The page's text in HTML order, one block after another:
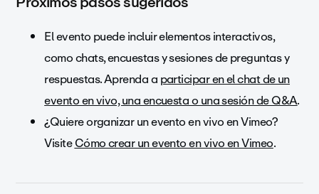
El evento puede incluir elementos interactivos,
como chats, encuestas y sesiones de preguntas y
respuestas. Aprenda aparticipar en el chat de un
evento en vivo, una encuesta o una sesión de Q&A.
¿Quiere organizar un evento en vivo en Vimeo?
VisiteCómo crear un evento en vivo en Vimeo.